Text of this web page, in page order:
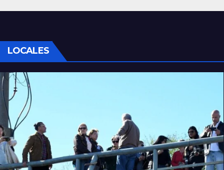
LOCALES